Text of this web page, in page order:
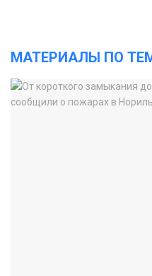
МАТЕРИАЛЫ ПО